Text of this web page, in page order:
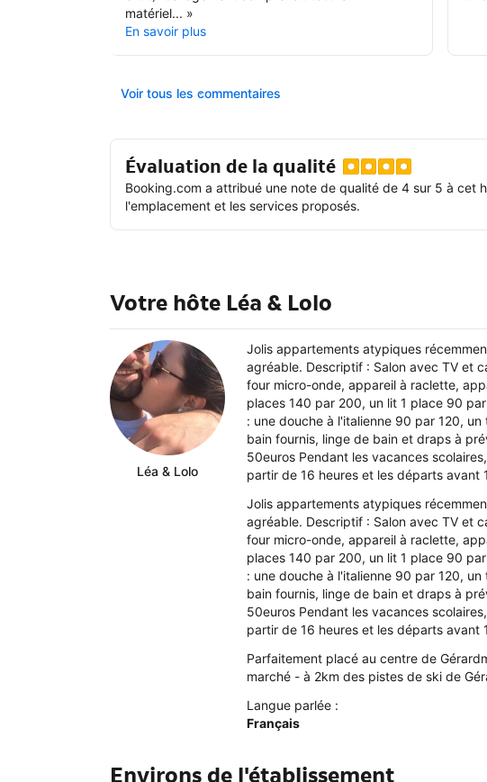
matériel... »
En savoir plus
Voir tous les commentaires
Évaluation de la qualité
Booking.com a attribué une note de qualité de 4 sur 5 à cet
l'emplacement et les services proposés.
Votre hôte Léa & Lolo
Léa & Lolo
Jolis appartements atypiques
agréable. Descriptif : Salon avec TV et
four micro-onde, appareil à raclette,
places 140 par 200, un lit 1 place 90
: une douche à l'italienne 90 par 120,
bain fournis, linge de bain et draps à
50euros Pendant les vacances
partir de 16 heures et les départs avant
Jolis appartements atypiques
agréable. Descriptif : Salon avec TV et
four micro-onde, appareil à raclette,
places 140 par 200, un lit 1 place 90
: une douche à l'italienne 90 par 120,
bain fournis, linge de bain et draps à
50euros Pendant les vacances
partir de 16 heures et les départs avant
Parfaitement placé au centre de
marché - à 2km des pistes de ski de
Langue parlée :
Français
Environs de l'établissement